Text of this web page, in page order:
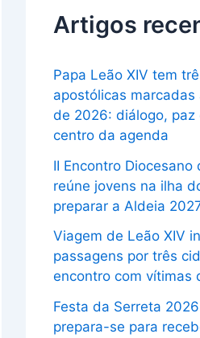
Artigos
Papa Leão XIV tem
apostólicas marcadas
de 2026: diálogo, paz
centro da agenda
II Encontro Diocesano
reúne jovens na ilha
preparar a Aldeia
Viagem de Leão XIV
passagens por três
encontro com vítimas
Festa da Serreta
prepara-se para